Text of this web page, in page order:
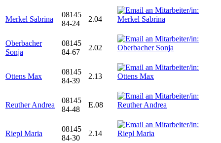
Merkel Sabrina
08145
84-24
2.04
Oberbacher
Sonja
08145
84-67
2.02
Ottens Max
08145
84-39
2.13
Reuther Andrea
08145
84-48
E.08
Riepl Maria
08145
84-30
2.14